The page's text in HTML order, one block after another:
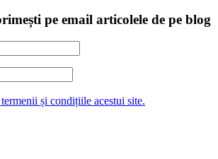
pe email articolele de pe blog
și condițiile acestui site.